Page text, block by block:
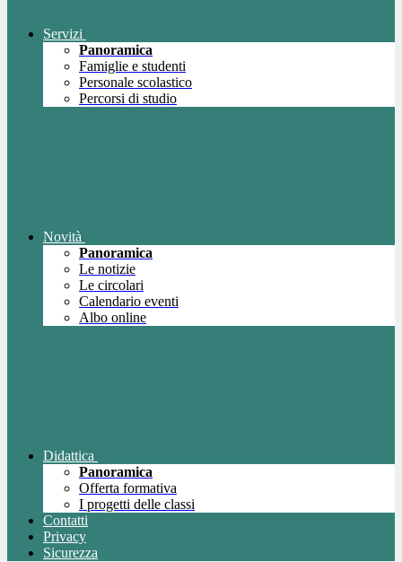
Servizi
Panoramica
Famiglie e studenti
Personale scolastico
Percorsi di studio
Novità
Panoramica
Le notizie
Le circolari
Calendario eventi
Albo online
Didattica
Panoramica
Offerta formativa
I progetti delle classi
Contatti
Privacy
Sicurezza